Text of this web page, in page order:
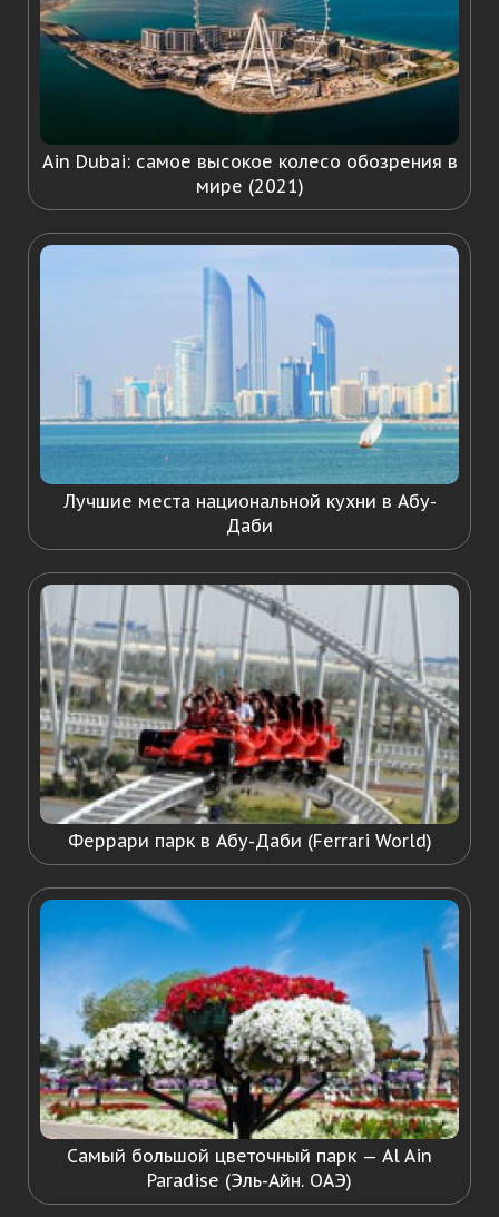
Ain Dubai: самое высокое колесо обозрения в
мире (2021)
Лучшие места национальной кухни в Абу-
Даби
Феррари парк в Абу-Даби (Ferrari World)
Самый большой цветочный парк — Al Ain
Paradise (Эль-Айн. ОАЭ)